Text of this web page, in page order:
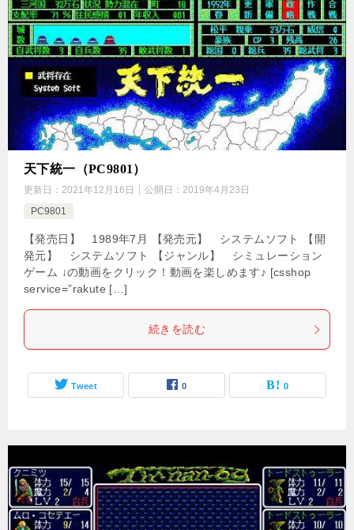
天下統一（PC9801）
更新日： 2021年12月16日 公開日： 2019年4月23日
PC9801
【発売日】 1989年7月 【発売元】 システムソフト 【開
発元】 システムソフト 【ジャンル】 シミュレーション
ゲーム ↓の動画をクリック！動画を楽しめます♪ [csshop
service=”rakute […]
続きを読む
Tweet 0 0